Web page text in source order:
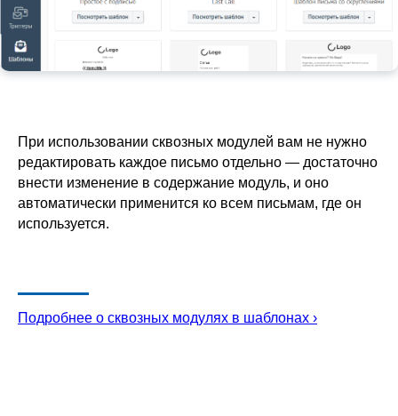
При использовании сквозных модулей вам не нужно
редактировать каждое письмо отдельно — достаточно
внести изменение в содержание модуль, и оно
автоматически применится ко всем письмам, где он
используется.
Подробнее о сквозных модулях в шаблонах ›